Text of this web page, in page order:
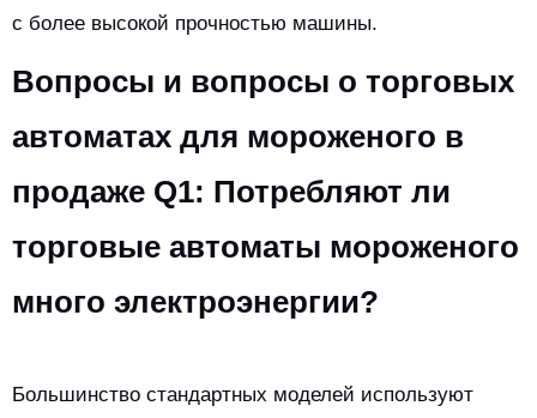
с более высокой прочностью машины.
Вопросы и вопросы о торговых
автоматах для мороженого в
продаже Q1: Потребляют ли
торговые автоматы мороженого
много электроэнергии?
Большинство стандартных моделей используют